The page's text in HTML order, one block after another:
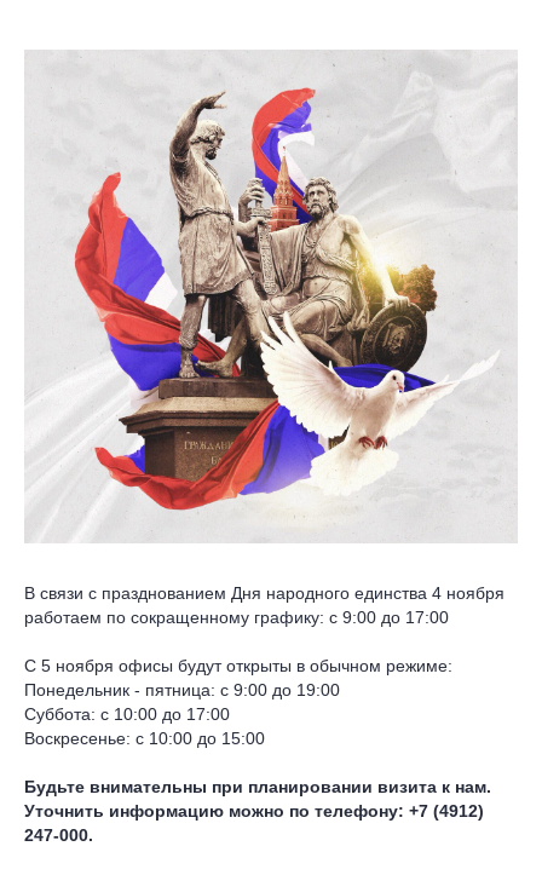
В связи с празднованием Дня народного единства 4 ноября
работаем по сокращенному графику: с 9:00 до 17:00
С 5 ноября офисы будут открыты в обычном режиме:
Понедельник - пятница: с 9:00 до 19:00
Суббота: с 10:00 до 17:00
Воскресенье: с 10:00 до 15:00
Будьте внимательны при планировании визита к нам.
Уточнить информацию можно по телефону: +7 (4912)
247-000.